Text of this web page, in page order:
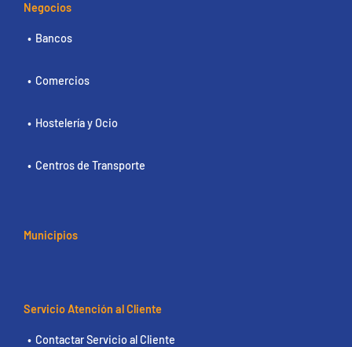
Negocios
Bancos
Comercios
Hostelería y Ocio
Centros de Transporte
Municipios
Servicio Atención al Cliente
Contactar Servicio al Cliente